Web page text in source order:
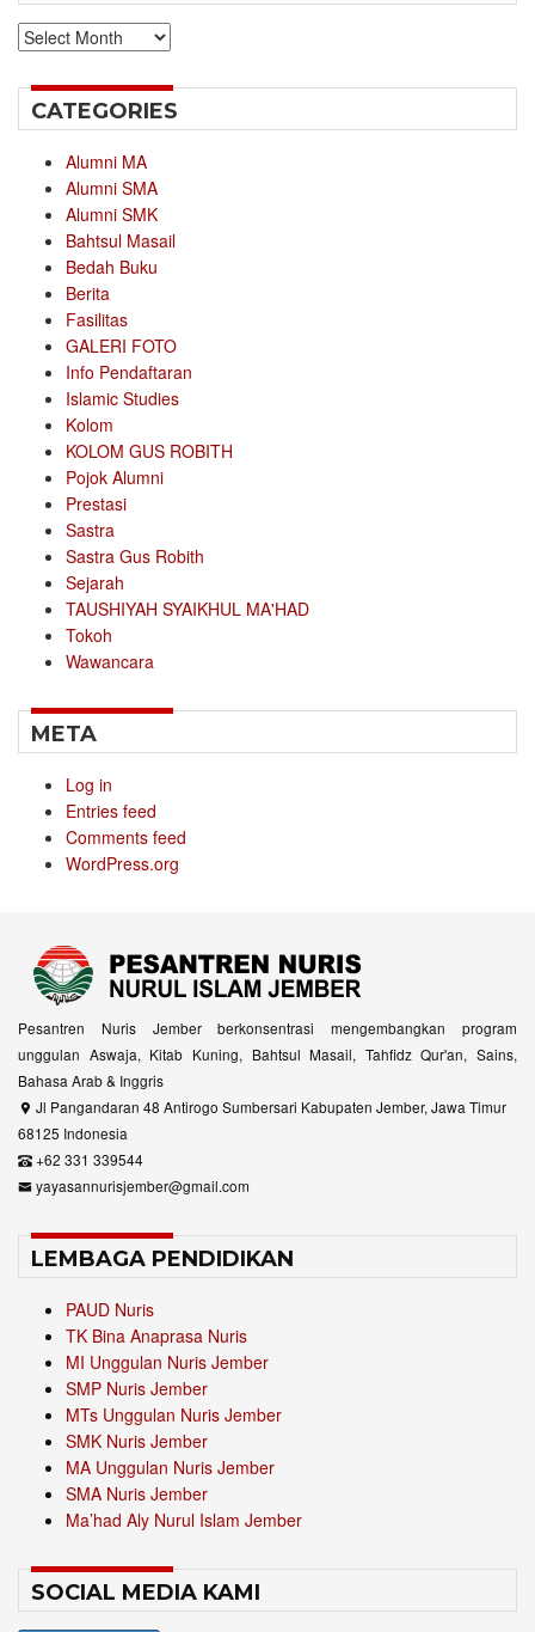
Archives
CATEGORIES
Alumni MA
Alumni SMA
Alumni SMK
Bahtsul Masail
Bedah Buku
Berita
Fasilitas
GALERI FOTO
Info Pendaftaran
Islamic Studies
Kolom
KOLOM GUS ROBITH
Pojok Alumni
Prestasi
Sastra
Sastra Gus Robith
Sejarah
TAUSHIYAH SYAIKHUL MA'HAD
Tokoh
Wawancara
META
Log in
Entries feed
Comments feed
WordPress.org
Pesantren Nuris Jember berkonsentrasi mengembangkan program
unggulan Aswaja, Kitab Kuning, Bahtsul Masail, Tahfidz Qur'an, Sains,
Bahasa Arab & Inggris
Jl Pangandaran 48 Antirogo Sumbersari Kabupaten Jember, Jawa Timur
68125 Indonesia
+62 331 339544
yayasannurisjember@gmail.com
LEMBAGA PENDIDIKAN
PAUD Nuris
TK Bina Anaprasa Nuris
MI Unggulan Nuris Jember
SMP Nuris Jember
MTs Unggulan Nuris Jember
SMK Nuris Jember
MA Unggulan Nuris Jember
SMA Nuris Jember
Ma’had Aly Nurul Islam Jember
SOCIAL MEDIA KAMI